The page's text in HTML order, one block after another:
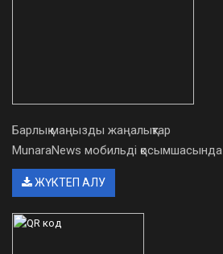
Барлық маңызды жаңалықтар
MunaraNews мобильді қосымшасында
ЖҮКТЕП АЛУ